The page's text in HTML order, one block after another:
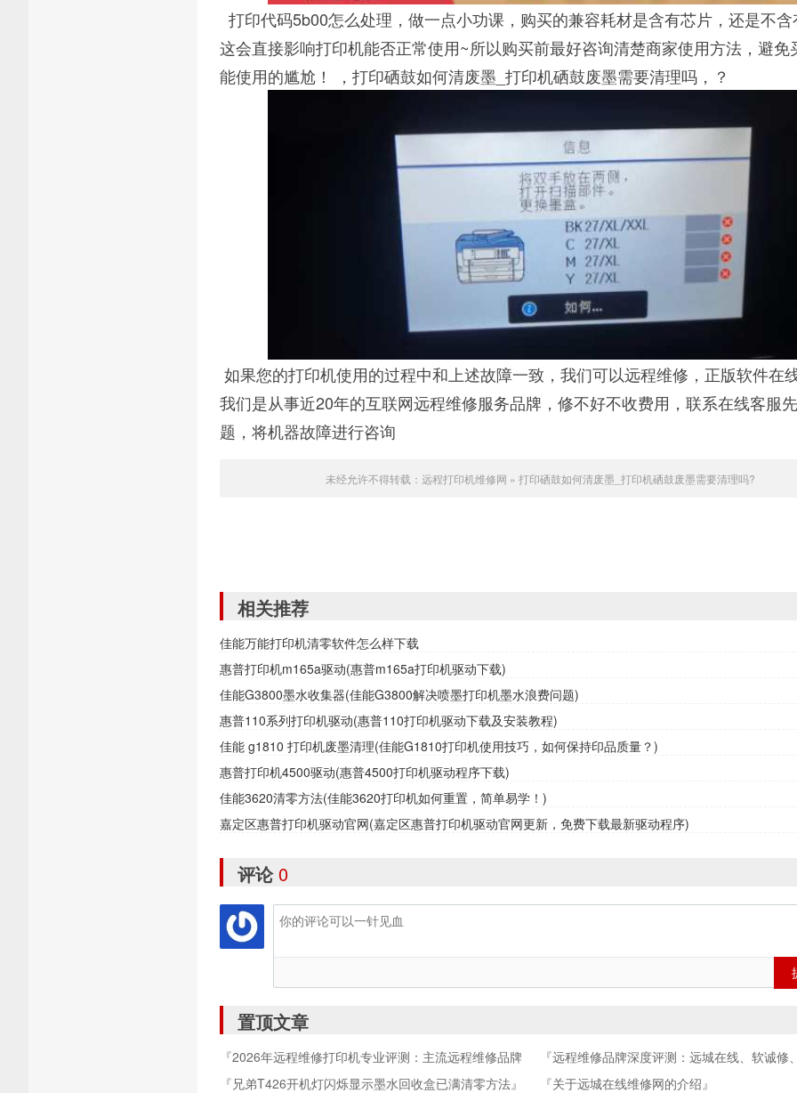
打印代码5b00怎么处理，做一点小功课，购买的兼容耗材是含有芯片，还是不含
这会直接影响打印机能否正常使用~所以购买前最好咨询清楚商家使用方法，避免
能使用的尴尬！ ，打印硒鼓如何清废墨_打印机硒鼓废墨需要清理吗，？
如果您的打印机使用的过程中和上述故障一致，我们可以远程维修，正版软件在
我们是从事近20年的互联网远程维修服务品牌，修不好不收费用，联系在线客服
题，将机器故障进行咨询
未经允许不得转载： 远程打印机维修网 » 打印硒鼓如何清废墨_打印机硒鼓废墨需要清理吗?
相关推荐
佳能万能打印机清零软件怎么样下载
惠普打印机m165a驱动(惠普m165a打印机驱动下载)
佳能G3800墨水收集器(佳能G3800解决喷墨打印机墨水浪费问题)
惠普110系列打印机驱动(惠普110打印机驱动下载及安装教程)
佳能 g1810 打印机废墨清理(佳能G1810打印机使用技巧，如何保持印品质量？)
惠普打印机4500驱动(惠普4500打印机驱动程序下载)
佳能3620清零方法(佳能3620打印机如何重置，简单易学！)
嘉定区惠普打印机驱动官网(嘉定区惠普打印机驱动官网更新，免费下载最新驱动程序)
评论 0
置顶文章
『2026年远程维修打印机专业评测：主流远程维修品牌
服务能力深度调研』
『远程维修品牌深度评测：远城在线、软诚修
吧、祝师傅全方位解析』
『兄弟T426开机灯闪烁显示墨水回收盒已满清零方法』 『关于远城在线维修网的介绍』